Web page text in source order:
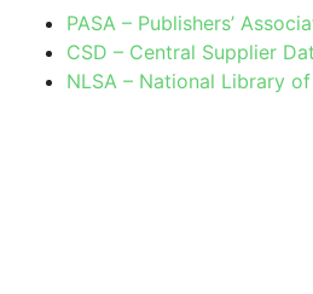
PASA – Publishers’
CSD – Central Supplier
NLSA – National Library